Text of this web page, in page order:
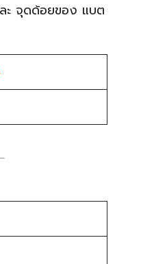
ะ จุดด้อยของ แบต